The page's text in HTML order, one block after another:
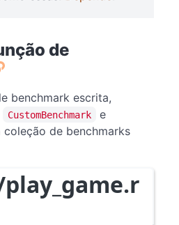
de
benchmark escrita,
CustomBenchmark
e
de benchmarks